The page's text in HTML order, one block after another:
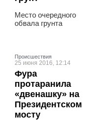
Место очередного
обвала грунта
Проиcшествия
25 июня 2016, 12:14
Фура
протаранила
«двенашку» на
Президентском
мосту